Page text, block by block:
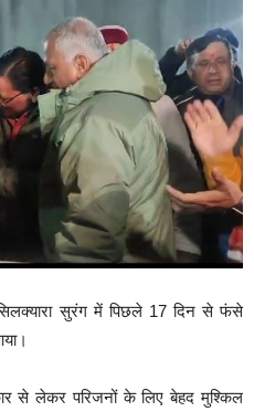
सुरंग में पिछले 17 दिन से फंसे
से लेकर परिजनों के लिए बेहद मुश्किल